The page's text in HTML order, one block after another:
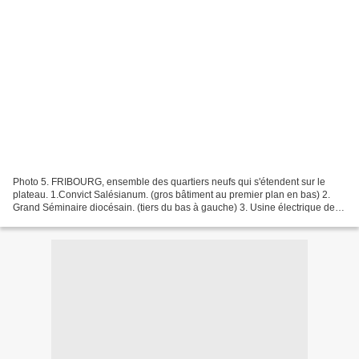
Photo 5. FRIBOURG, ensemble des quartiers neufs qui s'étendent sur le
plateau. 1.Convict Salésianum. (gros bâtiment au premier plan en bas) 2.
Grand Séminaire diocésain. (tiers du bas à gauche) 3. Usine électrique de